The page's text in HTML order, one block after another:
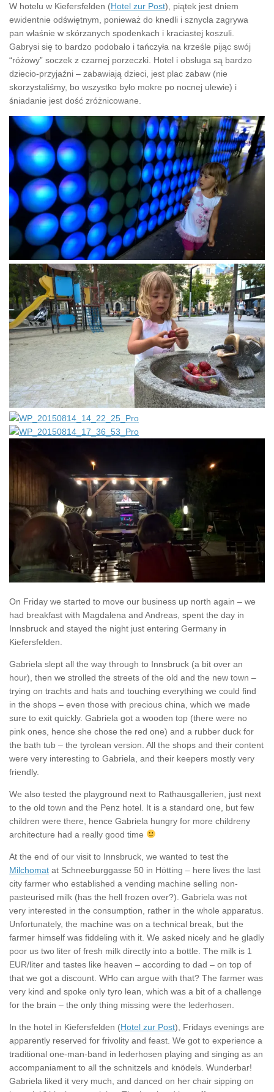
W hotelu w Kiefersfelden (Hotel zur Post), piątek jest dniem
ewidentnie odświętnym, ponieważ do knedli i sznycla zagrywa
pan właśnie w skórzanych spodenkach i kraciastej koszuli.
Gabrysi się to bardzo podobało i tańczyła na krześle pijąc swój
“różowy” soczek z czarnej porzeczki. Hotel i obsługa są bardzo
dziecio-przyjaźni – zabawiają dzieci, jest plac zabaw (nie
skorzystaliśmy, bo wszystko było mokre po nocnej ulewie) i
śniadanie jest dość zróżnicowane.
On Friday we started to move our business up north again – we
had breakfast with Magdalena and Andreas, spent the day in
Innsbruck and stayed the night just entering Germany in
Kiefersfelden.
Gabriela slept all the way through to Innsbruck (a bit over an
hour), then we strolled the streets of the old and the new town –
trying on trachts and hats and touching everything we could find
in the shops – even those with precious china, which we made
sure to exit quickly. Gabriela got a wooden top (there were no
pink ones, hence she chose the red one) and a rubber duck for
the bath tub – the tyrolean version. All the shops and their content
were very interesting to Gabriela, and their keepers mostly very
friendly.
We also tested the playground next to Rathausgallerien, just next
to the old town and the Penz hotel. It is a standard one, but few
children were there, hence Gabriela hungry for more childreny
architecture had a really good time
At the end of our visit to Innsbruck, we wanted to test the
Milchomat at Schneeburggasse 50 in Hötting – here lives the last
city farmer who established a vending machine selling non-
pasteurised milk (has the hell frozen over?). Gabriela was not
very interested in the consumption, rather in the whole apparatus.
Unfortunately, the machine was on a technical break, but the
farmer himself was fiddeling with it. We asked nicely and he gladly
poor us two liter of fresh milk directly into a bottle. The milk is 1
EUR/liter and tastes like heaven – according to dad – on top of
that we got a discount. WHo can argue with that? The farmer was
very kind and spoke only tyro lean, which was a bit of a challenge
for the brain – the only thing missing were the lederhosen.
In the hotel in Kiefersfelden (Hotel zur Post), Fridays evenings are
apparently reserved for frivolity and feast. We got to experience a
traditional one-man-band in lederhosen playing and singing as an
accompaniament to all the schnitzels and knödels. Wunderbar!
Gabriela liked it very much, and danced on her chair sipping on